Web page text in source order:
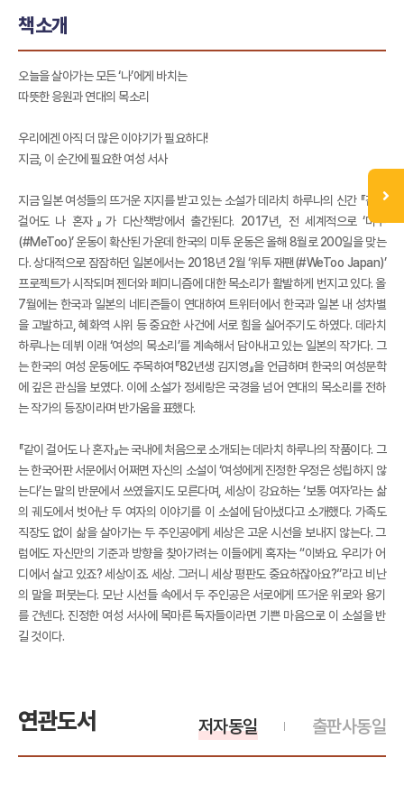
책소개
오늘을 살아가는 모든 ‘나’에게 바치는
따뜻한 응원과 연대의 목소리
우리에겐 아직 더 많은 이야기가 필요하다!
지금, 이 순간에 필요한 여성 서사
지금 일본 여성들의 뜨거운 지지를 받고 있는 소설가 데라치 하루나의 신간 『같이
걸어도 나 혼자』가 다산책방에서 출간된다. 2017년, 전 세계적으로 ‘미투
(#MeToo)’ 운동이 확산된 가운데 한국의 미투 운동은 올해 8월로 200일을 맞는
다. 상대적으로 잠잠하던 일본에서는 2018년 2월 ‘위투 재팬(#WeToo Japan)’
프로젝트가 시작되며 젠더와 페미니즘에 대한 목소리가 활발하게 번지고 있다. 올
7월에는 한국과 일본의 네티즌들이 연대하여 트위터에서 한국과 일본 내 성차별
을 고발하고, 혜화역 시위 등 중요한 사건에 서로 힘을 실어주기도 하였다. 데라치
하루나는 데뷔 이래 ‘여성의 목소리’를 계속해서 담아내고 있는 일본의 작가다. 그
는 한국의 여성 운동에도 주목하여『82년생 김지영』을 언급하며 한국의 여성문학
에 깊은 관심을 보였다. 이에 소설가 정세랑은 국경을 넘어 연대의 목소리를 전하
는 작가의 등장이라며 반가움을 표했다.
『같이 걸어도 나 혼자』는 국내에 처음으로 소개되는 데라치 하루나의 작품이다. 그
는 한국어판 서문에서 어쩌면 자신의 소설이 ‘여성에게 진정한 우정은 성립하지 않
는다’는 말의 반문에서 쓰였을지도 모른다며, 세상이 강요하는 ‘보통 여자’라는 삶
의 궤도에서 벗어난 두 여자의 이야기를 이 소설에 담아냈다고 소개했다. 가족도
직장도 없이 삶을 살아가는 두 주인공에게 세상은 고운 시선을 보내지 않는다. 그
럼에도 자신만의 기준과 방향을 찾아가려는 이들에게 혹자는 “이봐요. 우리가 어
디에서 살고 있죠? 세상이죠. 세상. 그러니 세상 평판도 중요하잖아요?”라고 비난
의 말을 퍼붓는다. 모난 시선들 속에서 두 주인공은 서로에게 뜨거운 위로와 용기
를 건넨다. 진정한 여성 서사에 목마른 독자들이라면 기쁜 마음으로 이 소설을 반
길 것이다.
연관도서 출판사동일
저자동일